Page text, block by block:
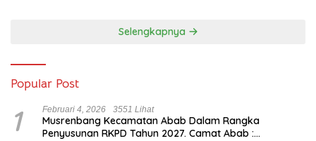
Selengkapnya
Popular Post
1 Februari 4, 2026 3551 Lihat
Musrenbang Kecamatan Abab Dalam Rangka
Penyusunan RKPD Tahun 2027. Camat Abab :